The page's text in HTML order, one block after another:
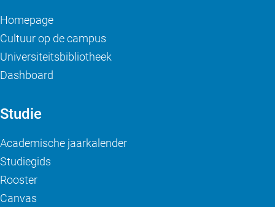
Homepage
Cultuur op de campus
Universiteitsbibliotheek
Dashboard
Studie
Academische jaarkalender
Studiegids
Rooster
Canvas